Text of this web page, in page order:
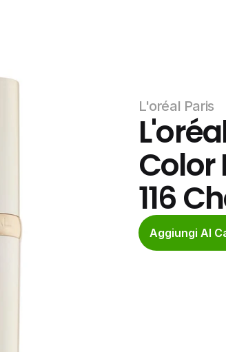
L'oréal Paris
Color
116
Aggiungi Al